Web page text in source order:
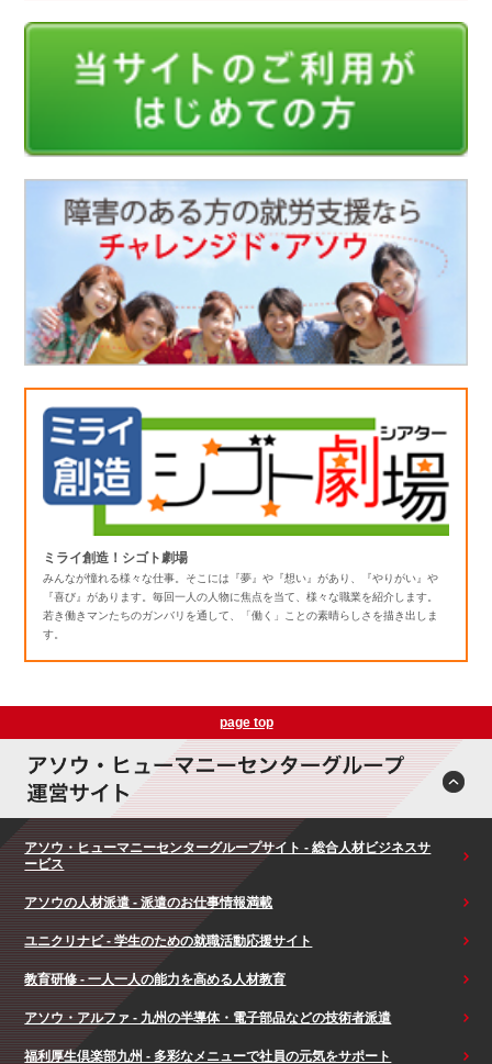
ミライ創造！シゴト劇場
みんなが憧れる様々な仕事。そこには『夢』や『想い』があり、『やりがい』や
『喜び』があります。毎回一人の人物に焦点を当て、様々な職業を紹介します。
若き働きマンたちのガンバリを通して、「働く」ことの素晴らしさを描き出しま
す。
page top
アソウ・ヒューマニーセンターグループサイト - 総合人材ビジネスサ
ービス
アソウの人材派遣 - 派遣のお仕事情報満載
ユニクリナビ - 学生のための就職活動応援サイト
教育研修 - 一人一人の能力を高める人材教育
アソウ・アルファ - 九州の半導体・電子部品などの技術者派遣
福利厚生倶楽部九州 - 多彩なメニューで社員の元気をサポート